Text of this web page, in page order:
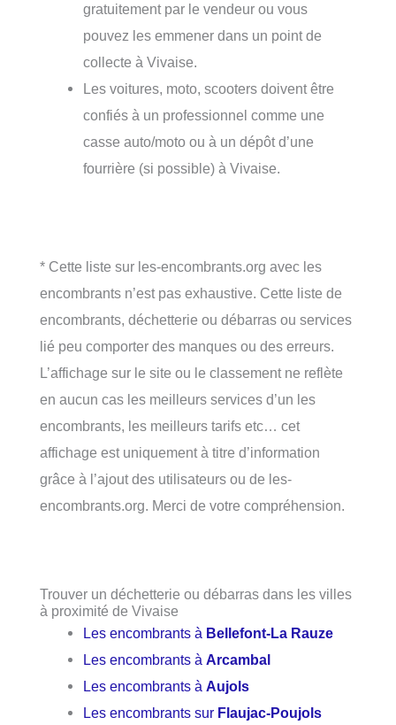
gratuitement par le vendeur ou vous
pouvez les emmener dans un point de
collecte à Vivaise.
Les voitures, moto, scooters doivent être
confiés à un professionnel comme une
casse auto/moto ou à un dépôt d’une
fourrière (si possible) à Vivaise.
* Cette liste sur les-encombrants.org avec les
encombrants n’est pas exhaustive. Cette liste de
encombrants, déchetterie ou débarras ou services
lié peu comporter des manques ou des erreurs.
L’affichage sur le site ou le classement ne reflète
en aucun cas les meilleurs services d’un les
encombrants, les meilleurs tarifs etc… cet
affichage est uniquement à titre d’information
grâce à l’ajout des utilisateurs ou de les-
encombrants.org. Merci de votre compréhension.
Trouver un déchetterie ou débarras dans les villes
à proximité de Vivaise
Les encombrants à Bellefont-La Rauze
Les encombrants àArcambal
Les encombrants àAujols
Les encombrants sur Flaujac-Poujols